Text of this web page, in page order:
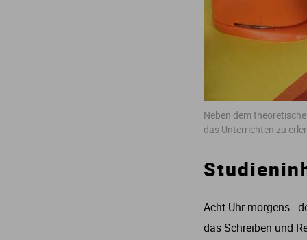
Neben dem
das Unterrichten zu
Acht Uhr morgens -
das Schreiben und